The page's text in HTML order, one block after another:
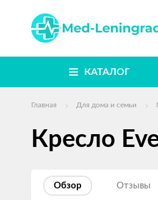
КАТАЛОГ
Главная Для дома и семьи
Кресло
Обзор Отзывы